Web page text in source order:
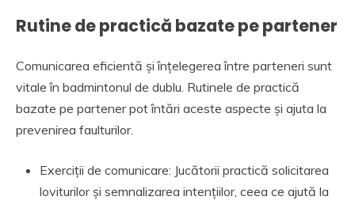
Rutine de practică bazate pe partener
Comunicarea eficientă și înțelegerea între parteneri sunt
vitale în badmintonul de dublu. Rutinele de practică
bazate pe partener pot întări aceste aspecte și ajuta la
prevenirea faulturilor.
Exerciții de comunicare: Jucătorii practică solicitarea
loviturilor și semnalizarea intențiilor, ceea ce ajută la